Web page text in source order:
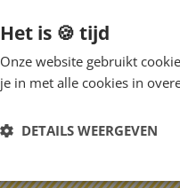
Het is 🍪 tijd
Onze website gebruikt
je in met alle cookies in
DETAILS WEERGEVEN